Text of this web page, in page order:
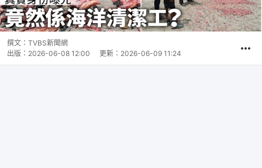
撰文： TVBS新聞網
出版： 2026-06-08 12:00 更新： 2026-06-09 11:24